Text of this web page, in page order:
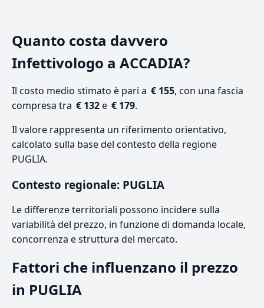
Quanto costa davvero
Infettivologo a ACCADIA?
Il costo medio stimato è pari a € 155, con una fascia
compresa tra € 132e € 179.
Il valore rappresenta un riferimento orientativo,
calcolato sulla base del contesto della regione
PUGLIA.
Contesto regionale: PUGLIA
Le differenze territoriali possono incidere sulla
variabilità del prezzo, in funzione di domanda locale,
concorrenza e struttura del mercato.
Fattori che influenzano il prezzo
in PUGLIA